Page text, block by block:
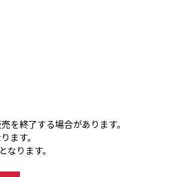
を終了する場合があります。
ます。
ります。